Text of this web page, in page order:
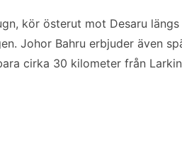
kör österut mot Desaru
Johor Bahru erbjuder även
cirka 30 kilometer från